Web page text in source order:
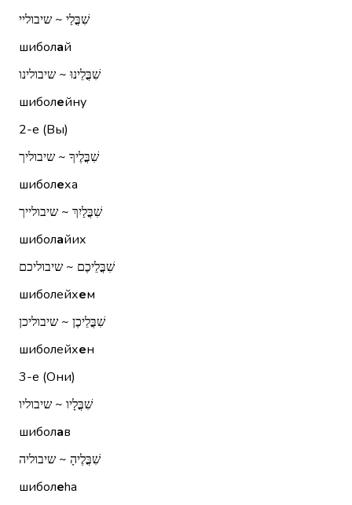
שִׁבֳּלַי ~ שיבוליי
шиболай
שִׁבֳּלֵינוּ ~ שיבולינו
шиболейну
2-е (Вы)
שִׁבֳּלֶיךָ ~ שיבוליך
шиболеха
שִׁבֳּלַיִךְ ~ שיבולייך
шиболайих
שִׁבֳּלֵיכֶם ~ שיבוליכם
шиболейхем
שִׁבֳּלֵיכֶן ~ שיבוליכן
шиболейхен
3-е (Они)
שִׁבֳּלָיו ~ שיבוליו
шиболав
שִׁבֳּלֶיהָ ~ שיבוליה
шиболеhа